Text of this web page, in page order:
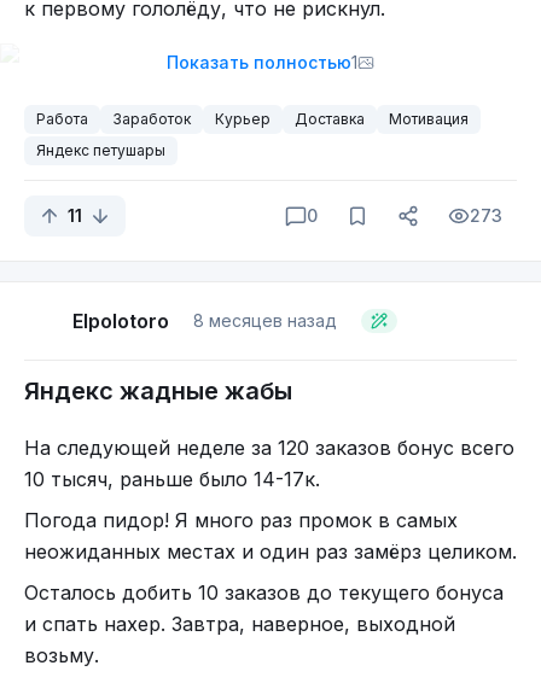
к первому гололёду, что не рискнул.
Жду под утро бонус. Подумываю без выходных
понравился, совсем слабо по сравнению с днём
заплатили.
Показать полностью1
Работа Заработок Курьер Доставка
Мотивация
Яндекс петушары
11 0 273
Elpolotoro 8 месяцев назад
Яндекс жадные жабы
На следующей неделе за 120 заказов бонус всего
10 тысяч, раньше было 14-17к.
Погода пидор! Я много раз промок в самых
неожиданных местах и один раз замёрз целиком.
Осталось добить 10 заказов до текущего бонуса
и спать нахер. Завтра, наверное, выходной
возьму.